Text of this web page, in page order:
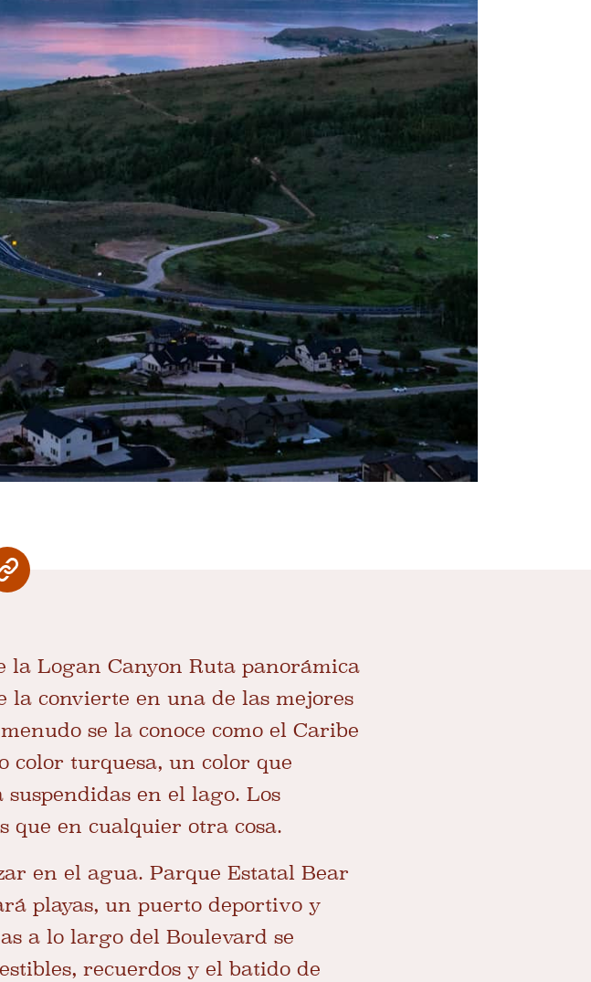
Logan Canyon Ruta panorámica
la convierte en una de las mejores
se la conoce como el Caribe
color turquesa, un color que
en el lago. Los
que en cualquier otra cosa.
en el agua. Parque Estatal Bear
playas, un puerto deportivo y
a lo largo del Boulevard se
recuerdos y el batido de